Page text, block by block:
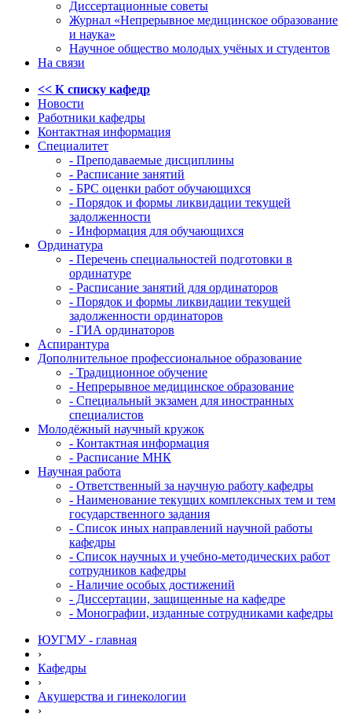
Диссертационные советы
Журнал «Непрерывное медицинское образование
и наука»
Научное общество молодых учёных и студентов
На связи
<< К списку кафедр
Новости
Работники кафедры
Контактная информация
Специалитет
- Преподаваемые дисциплины
- Расписание занятий
- БРС оценки работ обучающихся
- Порядок и формы ликвидации текущей
задолженности
- Информация для обучающихся
Ординатура
- Перечень специальностей подготовки в
ординатуре
- Расписание занятий для ординаторов
- Порядок и формы ликвидации текущей
задолженности ординаторов
- ГИА ординаторов
Аспирантура
Дополнительное профессиональное образование
- Традиционное обучение
- Непрерывное медицинское образование
- Специальный экзамен для иностранных
специалистов
Молодёжный научный кружок
- Контактная информация
- Расписание МНК
Научная работа
- Ответственный за научную работу кафедры
- Наименование текущих комплексных тем и тем
государственного задания
- Список иных направлений научной работы
кафедры
- Список научных и учебно-методических работ
сотрудников кафедры
- Наличие особых достижений
- Диссертации, защищенные на кафедре
- Монографии, изданные сотрудниками кафедры
ЮУГМУ - главная
›
Кафедры
›
Акушерства и гинекологии
›